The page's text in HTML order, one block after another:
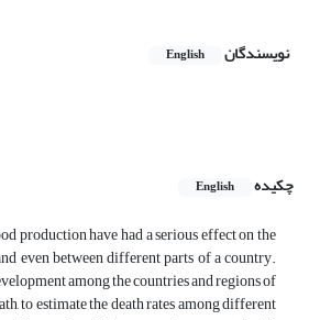
نویسندگان English
چکیده
English
production have had a serious effect on the
even between different parts of a country.
among the countries and regions of
to estimate the death rates among different